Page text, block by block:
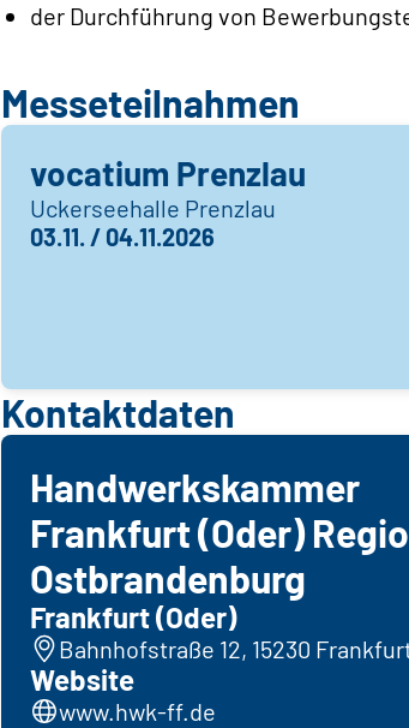
der Durchführung von
Messeteilnahmen
vocatium Prenzlau
Uckerseehalle Prenzlau
03.11. / 04.11.2026
Kontaktdaten
Handwerkskammer
Frankfurt (Oder)
Ostbrandenburg
Frankfurt (Oder)
Bahnhofstraße 12, 15230
Website
www.hwk-ff.de